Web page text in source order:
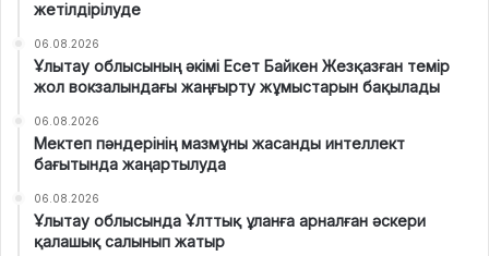
жетілдірілуде
06.08.2026
Ұлытау облысының әкімі Есет Байкен Жезқазған темір
жол вокзалындағы жаңғырту жұмыстарын бақылады
06.08.2026
Мектеп пәндерінің мазмұны жасанды интеллект
бағытында жаңартылуда
06.08.2026
Ұлытау облысында Ұлттық ұланға арналған әскери
қалашық салынып жатыр